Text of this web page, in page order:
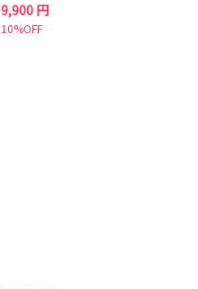
9,900 円
10%OFF